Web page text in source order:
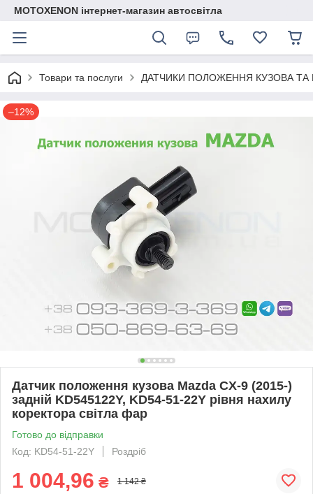
MOTOXENON інтернет-магазин автосвітла
Товари та послуги ДАТЧИКИ ПОЛОЖЕННЯ КУЗОВА ТА
–12%
Датчик положення кузова Mazda CX-9 (2015-)
задній KD545122Y, KD54-51-22Y рівня нахилу
коректора світла фар
Готово до відправки
Код: KD54-51-22Y
Роздріб
1 004,96 ₴ 1 142 ₴